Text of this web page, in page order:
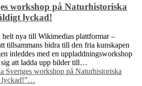
workshop på Naturhistoriska
lyckad!
helt nya till Wikimedias plattformar –
tillsammans bidra till den fria kunskapen
inleddes med en uppladdningsworkshop
sig att ladda upp bilder till…
Sveriges workshop på Naturhistoriska
lyckad!”…